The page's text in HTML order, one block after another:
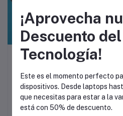
¡Aprovecha
Descuento
Tecnología!
Este es el momento perfecto
dispositivos. Desde laptops
que necesitas para estar a la
está con 50% de descuento.